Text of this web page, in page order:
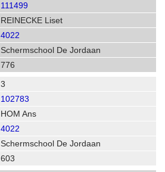
111499
REINECKE Liset
4022
Schermschool De Jordaan
776
3
102783
HOM Ans
4022
Schermschool De Jordaan
603